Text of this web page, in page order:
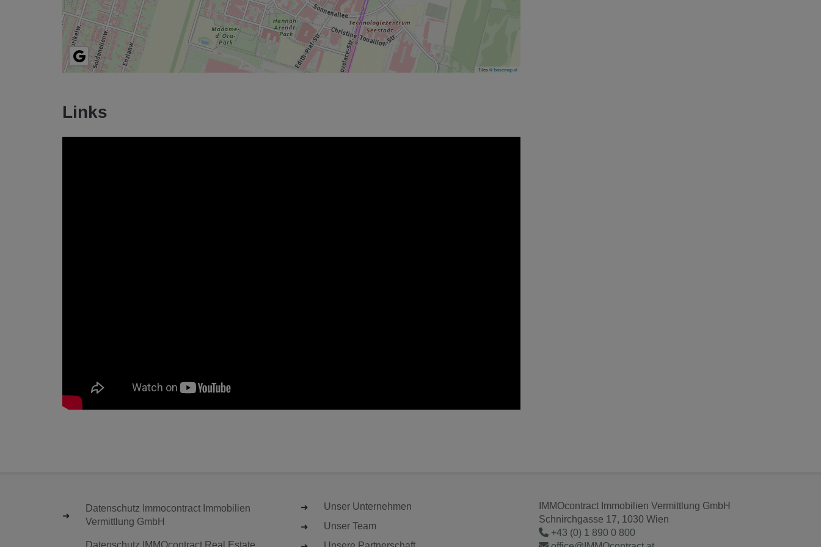
Tiles ©basemap.at
Links
Datenschutz Immocontract Immobilien
Vermittlung GmbH
Unser Unternehmen
Unser Team
IMMOcontract Immobilien Vermittlung GmbH
Schnirchgasse 17, 1030 Wien
+43 (0) 1 890 0 800